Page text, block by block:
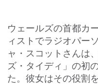
ウェールズの首都カ
ィストでラジオパー
ャ・スコットさんは
ズ・タイディ」の初
た。彼女はその役割